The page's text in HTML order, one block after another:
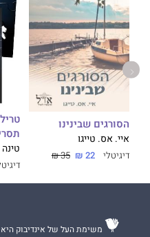
הסורגים שבינינו
איי. אס. טייגו
דיגיטלי 22 ₪
35 ₪
משימת העל של אינדיבוק